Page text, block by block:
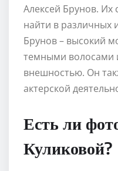
Алексей Брунов.
найти в различных
Брунов – высокий
темными волосами
внешностью. Он
актерской
Есть ли
Куликовой?